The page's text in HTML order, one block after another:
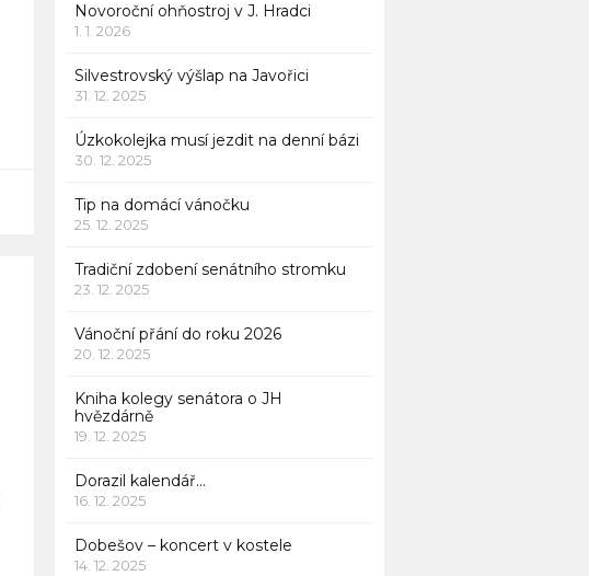
Novoroční ohňostroj v J. Hradci
1. 1. 2026
Silvestrovský výšlap na Javořici
31. 12. 2025
Úzkokolejka musí jezdit na denní bázi
30. 12. 2025
Tip na domácí vánočku
25. 12. 2025
Tradiční zdobení senátního stromku
23. 12. 2025
Vánoční přání do roku 2026
20. 12. 2025
Kniha kolegy senátora o JH
hvězdárně
19. 12. 2025
Dorazil kalendář…
16. 12. 2025
Dobešov – koncert v kostele
14. 12. 2025